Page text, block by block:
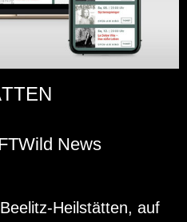
News
Heil­stät­ten, auf